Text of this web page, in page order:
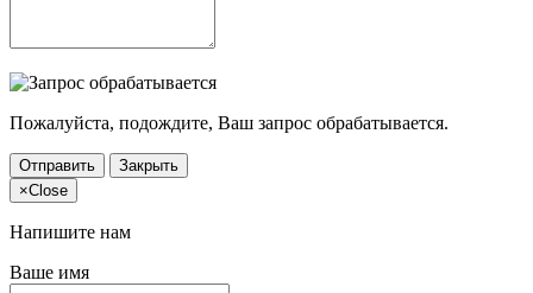
Пожалуйста, подождите, Ваш запрос обрабатывается.
Отправить
Закрыть
×Close
Напишите нам
Ваше имя